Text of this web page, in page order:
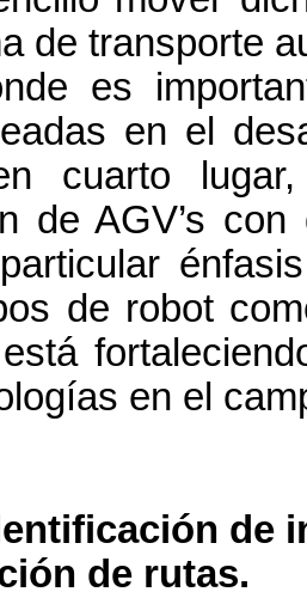
de transporte
es
en el
cuarto
de AGV’s
de robot
en el
de
de rutas.